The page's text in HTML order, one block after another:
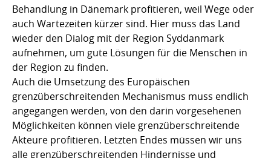
Behandlung in Dänemark profitieren, weil Wege oder
auch Wartezeiten kürzer sind. Hier muss das Land
wieder den Dialog mit der Region Syddanmark
aufnehmen, um gute Lösungen für die Menschen in
der Region zu finden.
Auch die Umsetzung des Europäischen
grenzüberschreitenden Mechanismus muss endlich
angegangen werden, von den darin vorgesehenen
Möglichkeiten können viele grenzüberschreitende
Akteure profitieren. Letzten Endes müssen wir uns
alle grenzüberschreitenden Hindernisse und